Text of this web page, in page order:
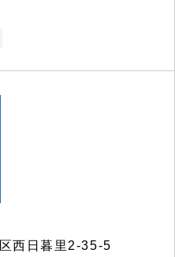
西日暮里2-35-5